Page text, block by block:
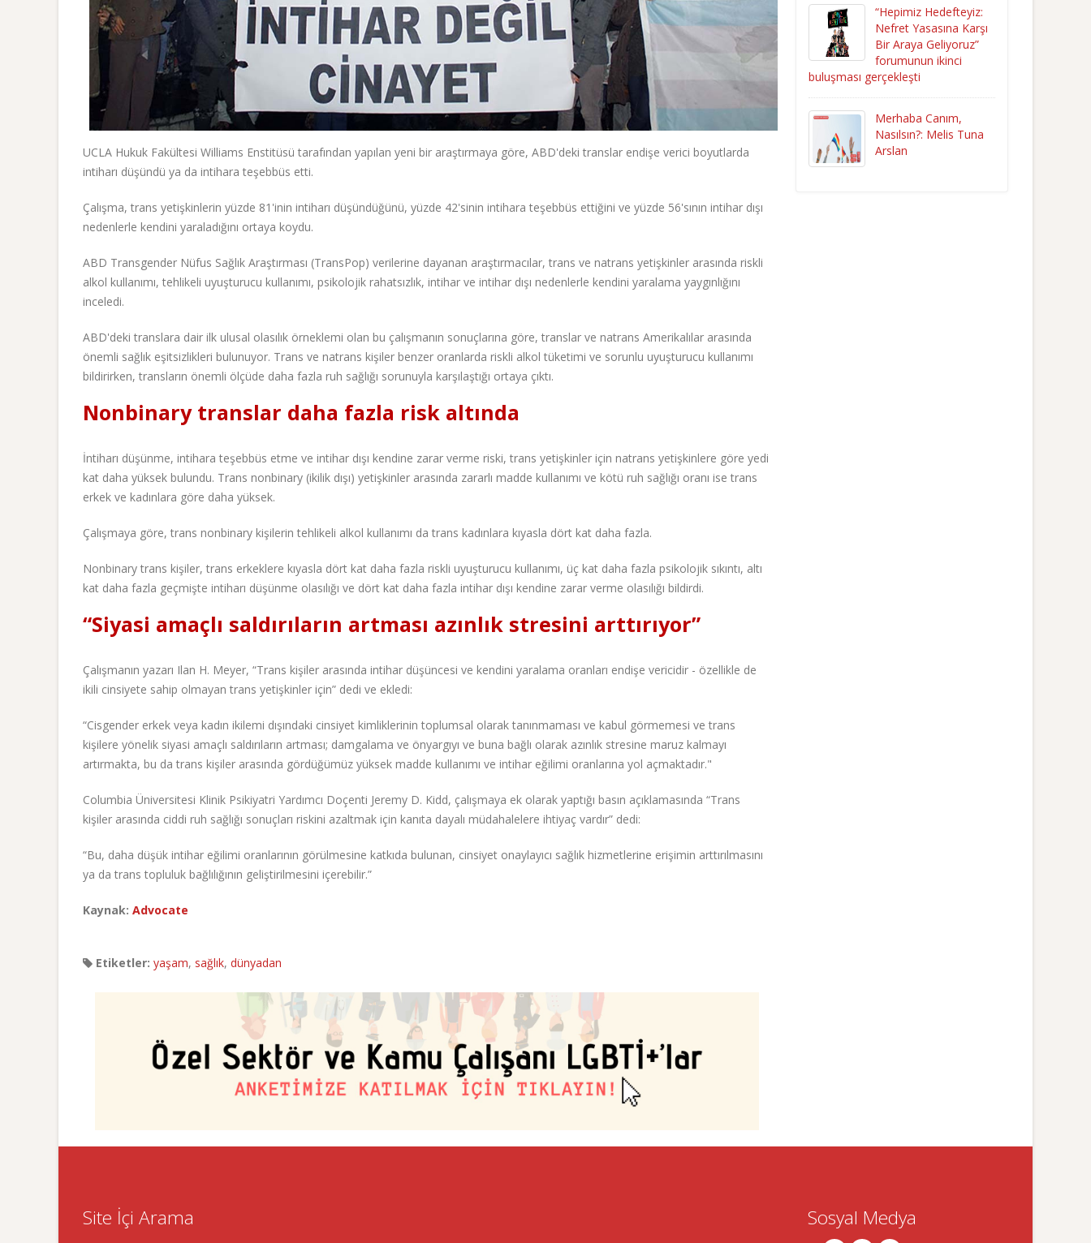
UCLA Hukuk Fakültesi Williams Enstitüsü tarafından yapılan yeni bir araştırmaya göre, ABD'deki translar endişe verici boyutlarda
intiharı düşündü ya da intihara teşebbüs etti.
Çalışma, trans yetişkinlerin yüzde 81'inin intiharı düşündüğünü, yüzde 42'sinin intihara teşebbüs ettiğini ve yüzde 56'sının intihar dışı
nedenlerle kendini yaraladığını ortaya koydu.
ABD Transgender Nüfus Sağlık Araştırması (TransPop) verilerine dayanan araştırmacılar, trans ve natrans yetişkinler arasında riskli
alkol kullanımı, tehlikeli uyuşturucu kullanımı, psikolojik rahatsızlık, intihar ve intihar dışı nedenlerle kendini yaralama yaygınlığını
inceledi.
ABD'deki translara dair ilk ulusal olasılık örneklemi olan bu çalışmanın sonuçlarına göre, translar ve natrans Amerikalılar arasında
önemli sağlık eşitsizlikleri bulunuyor. Trans ve natrans kişiler benzer oranlarda riskli alkol tüketimi ve sorunlu uyuşturucu kullanımı
bildirirken, transların önemli ölçüde daha fazla ruh sağlığı sorunuyla karşılaştığı ortaya çıktı.
Nonbinary translar daha fazla risk altında
İntiharı düşünme, intihara teşebbüs etme ve intihar dışı kendine zarar verme riski, trans yetişkinler için natrans yetişkinlere göre yedi
kat daha yüksek bulundu. Trans nonbinary (ikilik dışı) yetişkinler arasında zararlı madde kullanımı ve kötü ruh sağlığı oranı ise trans
erkek ve kadınlara göre daha yüksek.
Çalışmaya göre, trans nonbinary kişilerin tehlikeli alkol kullanımı da trans kadınlara kıyasla dört kat daha fazla.
Nonbinary trans kişiler, trans erkeklere kıyasla dört kat daha fazla riskli uyuşturucu kullanımı, üç kat daha fazla psikolojik sıkıntı, altı
kat daha fazla geçmişte intiharı düşünme olasılığı ve dört kat daha fazla intihar dışı kendine zarar verme olasılığı bildirdi.
“Siyasi amaçlı saldırıların artması azınlık stresini arttırıyor”
Çalışmanın yazarı Ilan H. Meyer, “Trans kişiler arasında intihar düşüncesi ve kendini yaralama oranları endişe vericidir - özellikle de
ikili cinsiyete sahip olmayan trans yetişkinler için” dedi ve ekledi:
“Cisgender erkek veya kadın ikilemi dışındaki cinsiyet kimliklerinin toplumsal olarak tanınmaması ve kabul görmemesi ve trans
kişilere yönelik siyasi amaçlı saldırıların artması; damgalama ve önyargıyı ve buna bağlı olarak azınlık stresine maruz kalmayı
artırmakta, bu da trans kişiler arasında gördüğümüz yüksek madde kullanımı ve intihar eğilimi oranlarına yol açmaktadır."
Columbia Üniversitesi Klinik Psikiyatri Yardımcı Doçenti Jeremy D. Kidd, çalışmaya ek olarak yaptığı basın açıklamasında “Trans
kişiler arasında ciddi ruh sağlığı sonuçları riskini azaltmak için kanıta dayalı müdahalelere ihtiyaç vardır” dedi:
“Bu, daha düşük intihar eğilimi oranlarının görülmesine katkıda bulunan, cinsiyet onaylayıcı sağlık hizmetlerine erişimin arttırılmasını
ya da trans topluluk bağlılığının geliştirilmesini içerebilir.”
Kaynak: Advocate
Etiketler: yaşam, sağlık, dünyadan
“Hepimiz Hedefteyiz:
Nefret Yasasına Karşı
Bir Araya Geliyoruz”
forumunun ikinci
buluşması gerçekleşti
Merhaba Canım,
Nasılsın?: Melis Tuna
Arslan
Site İçi Arama Sosyal Medya